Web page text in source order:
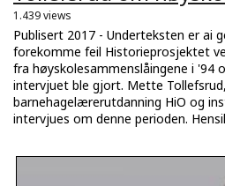
1.439 views
Publisert 2017 - Underteksten er ai
forekomme feil Historieprosjektet
fra høyskolesammenslåingene i '94
intervjuet ble gjort. Mette
barnehagelærerutdanning HiO og
intervjues om denne perioden.